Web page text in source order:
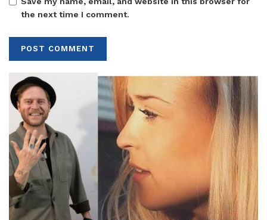
the next time I comment.